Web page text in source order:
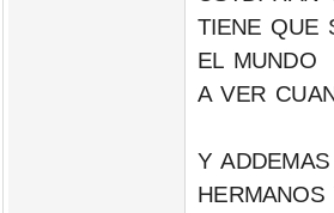
TIENE QUE
EL MUNDO
A VER
Y